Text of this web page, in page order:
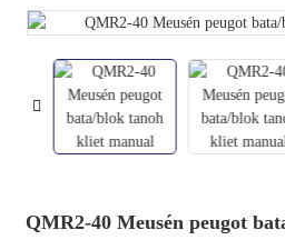
QMR2-40 Meusén peugot